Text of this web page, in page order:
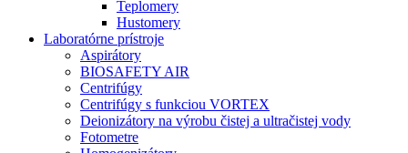
Teplomery
Hustomery
Laboratórne prístroje
Aspirátory
BIOSAFETY AIR
Centrifúgy
Centrifúgy s funkciou VORTEX
Deionizátory na výrobu čistej a ultračistej vody
Fotometre